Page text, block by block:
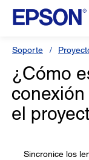
Soporte
¿Cómo
el
Sincronice los